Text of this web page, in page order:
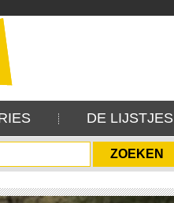
DE LIJSTJES